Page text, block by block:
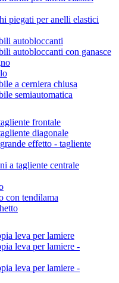
piegati per anelli elastici
autobloccanti
autobloccanti con ganasce
a cerniera chiusa
semiautomatica
frontale
diagonale
effetto - tagliente
a tagliente centrale
con tendilama
leva per lamiere
leva per lamiere -
leva per lamiere -